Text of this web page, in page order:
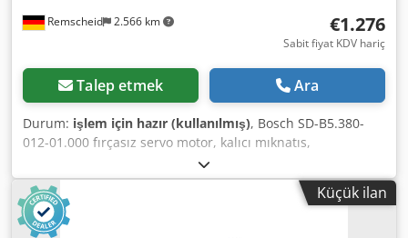
Remscheid 2.566 km €1.276
Sabit fiyat KDV hariç
Talep etmek Ara
Durum: işlem için hazır (kullanılmış), Bosch SD-B5.380-
012-01.000 fırçasız servo motor, kalıcı mıknatıs,
SN:545000096, kullanılmış, normal aşınma belirtileri, %100
işlevsel, teslimat kapsamı fotoğraflardaki gibidir, DİKKAT:
Lütfen paketleme ve nakliye masrafları hakkında ayrıca
bilgi alın! DİKKAT: Paketleme ve nakliye için ayrı ayrı ücret
Küçük ilan